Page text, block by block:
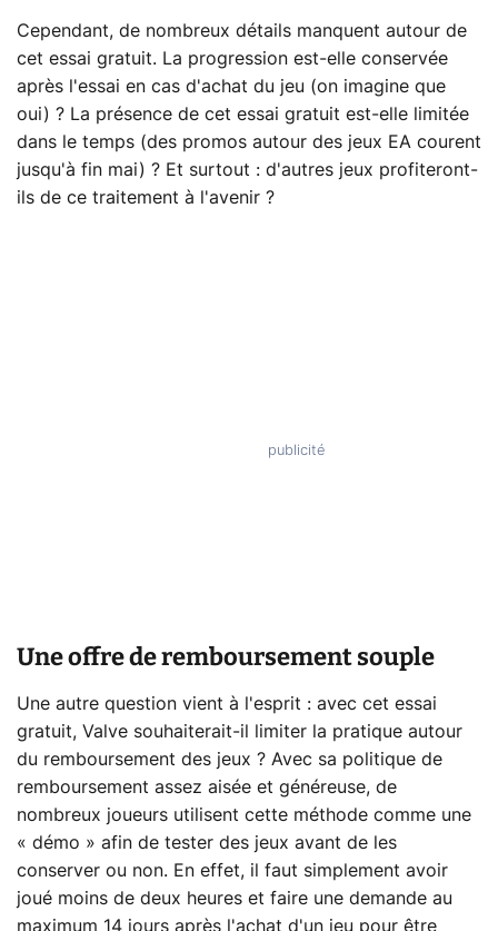
Cependant, de nombreux détails manquent autour de
cet essai gratuit. La progression est-elle conservée
après l'essai en cas d'achat du jeu (on imagine que
oui) ? La présence de cet essai gratuit est-elle limitée
dans le temps (des promos autour des jeux EA courent
jusqu'à fin mai) ? Et surtout : d'autres jeux profiteront-
ils de ce traitement à l'avenir ?
Une offre de remboursement souple
Une autre question vient à l'esprit : avec cet essai
gratuit, Valve souhaiterait-il limiter la pratique autour
du remboursement des jeux ? Avec sa politique de
remboursement assez aisée et généreuse, de
nombreux joueurs utilisent cette méthode comme une
« démo » afin de tester des jeux avant de les
conserver ou non. En effet, il faut simplement avoir
joué moins de deux heures et faire une demande au
maximum 14 jours après l'achat d'un jeu pour être